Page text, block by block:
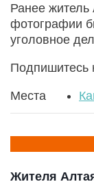
Ранее
фотографии
уголовное
Подпишитесь
Места
Жителя